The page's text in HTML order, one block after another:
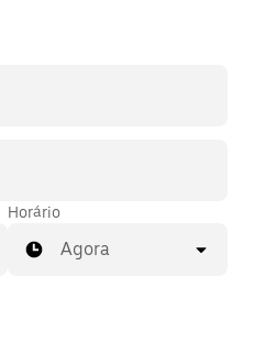
Horário
Agora